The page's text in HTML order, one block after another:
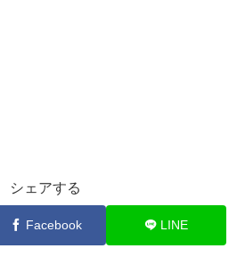
シェアする
Facebook LINE